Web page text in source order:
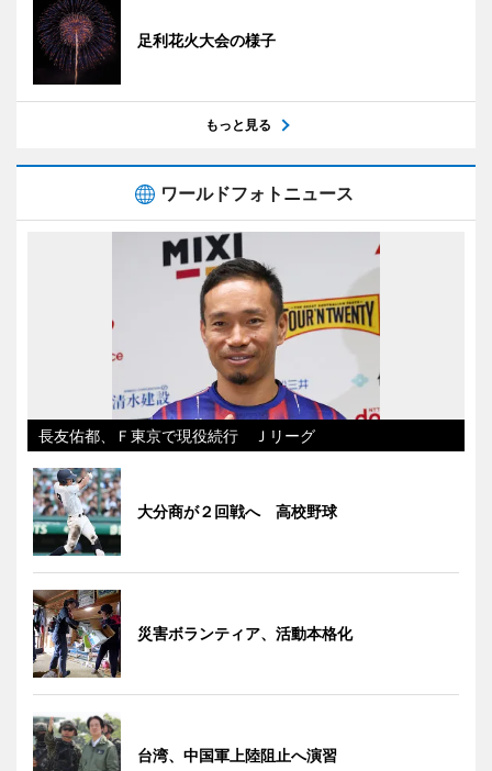
足利花火大会の様子
もっと見る
ワールドフォトニュース
長友佑都、Ｆ東京で現役続行 Ｊリーグ
大分商が２回戦へ 高校野球
災害ボランティア、活動本格化
台湾、中国軍上陸阻止へ演習